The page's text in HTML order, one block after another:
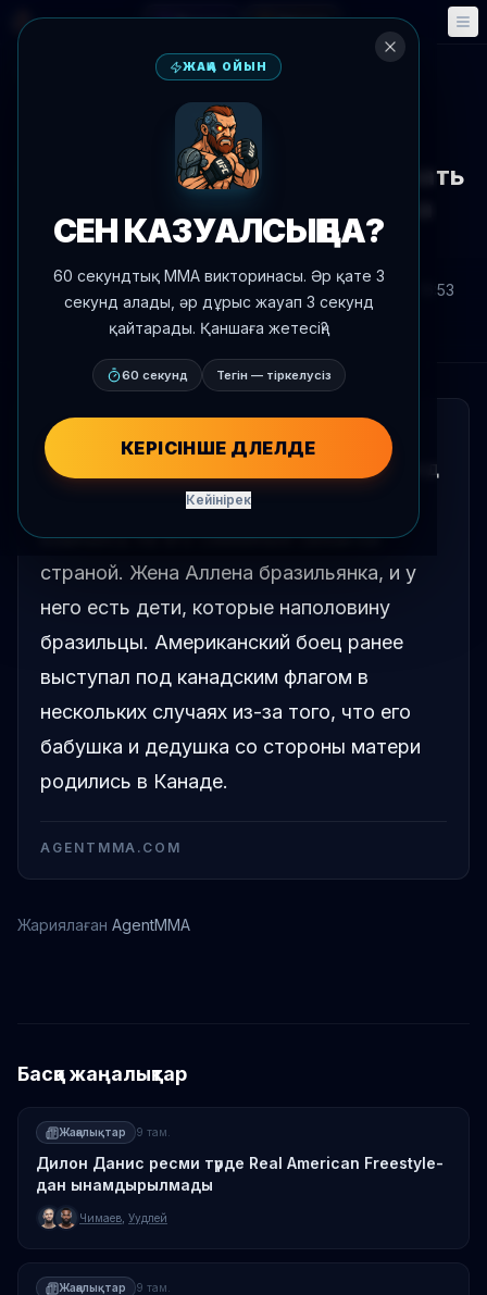
🎮 Фэнтези 📅 Оқиғалар
Жаңалықтарға оралу
Жаңалықтар
Брендан Аллен Будет Выступать
Выходных
Автор: Oscar Nascimento 2026 ж. 4 маусым
, 16:53
AgentMMA.com
Брендан Аллен выступит на октагоне под
бразильским флагом на выходных,
ссылаясь на его семейные связи со
страной. Жена Аллена бразильянка, и у
него есть дети, которые наполовину
бразильцы. Американский боец ранее
выступал под канадским флагом в
нескольких случаях из-за того, что его
бабушка и дедушка со стороны матери
родились в Канаде.
AGENTMMA.COM
Жариялаған AgentMMA
Басқа жаңалықтар
Жаңалықтар 9 там.
Дилон Данис ресми түрде Real American Freestyle-
дан ынамдырылмады
Чимаев Уудлей
Жаңалықтар 9 там.
ЖАҢА ОЙЫН
СЕН КАЗУАЛСЫҢ БА?
60 секундтық MMA викторинасы. Әр қате 3
секунд алады, әр дұрыс жауап 3 секунд
қайтарады. Қаншаға жетесің?
60 секунд Тегін — тіркелусіз
КЕРІСІНШЕ ДӘЛЕЛДЕ
Кейінірек